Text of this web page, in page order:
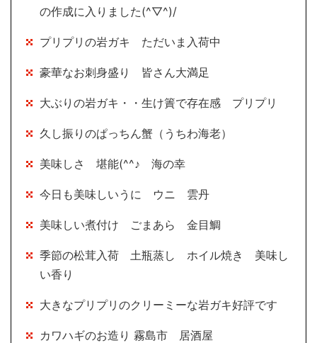
の作成に入りました(^▽^)/
プリプリの岩ガキ ただいま入荷中
豪華なお刺身盛り 皆さん大満足
大ぶりの岩ガキ・・生け簀で存在感 プリプリ
久し振りのぱっちん蟹（うちわ海老）
美味しさ 堪能(^^♪ 海の幸
今日も美味しいうに ウニ 雲丹
美味しい煮付け ごまあら 金目鯛
季節の松茸入荷 土瓶蒸し ホイル焼き 美味し
い香り
大きなプリプリのクリーミーな岩ガキ好評です
カワハギのお造り 霧島市 居酒屋